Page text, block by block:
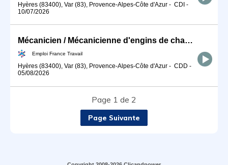
Hyères (83400), Var (83), Provence-Alpes-Côte d'Azur - CDI -
10/07/2026
Mécanicien / Mécanicienne d'engins de chantier et de travaux publ (H/F)
Emploi France Travail
Hyères (83400), Var (83), Provence-Alpes-Côte d'Azur - CDD -
05/08/2026
Page 1 de 2
Page Suivante